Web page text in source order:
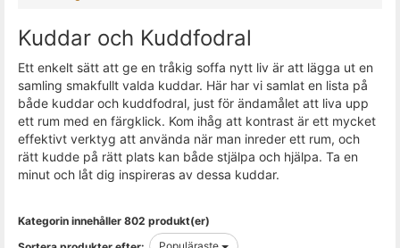
Kuddar och Kuddfodral
Ett enkelt sätt att ge en tråkig soffa nytt liv är att lägga ut en
samling smakfullt valda kuddar. Här har vi samlat en lista på
både kuddar och kuddfodral, just för ändamålet att liva upp
ett rum med en färgklick. Kom ihåg att kontrast är ett mycket
effektivt verktyg att använda när man inreder ett rum, och
rätt kudde på rätt plats kan både stjälpa och hjälpa. Ta en
minut och låt dig inspireras av dessa kuddar.
Kategorin innehåller 802 produkt(er)